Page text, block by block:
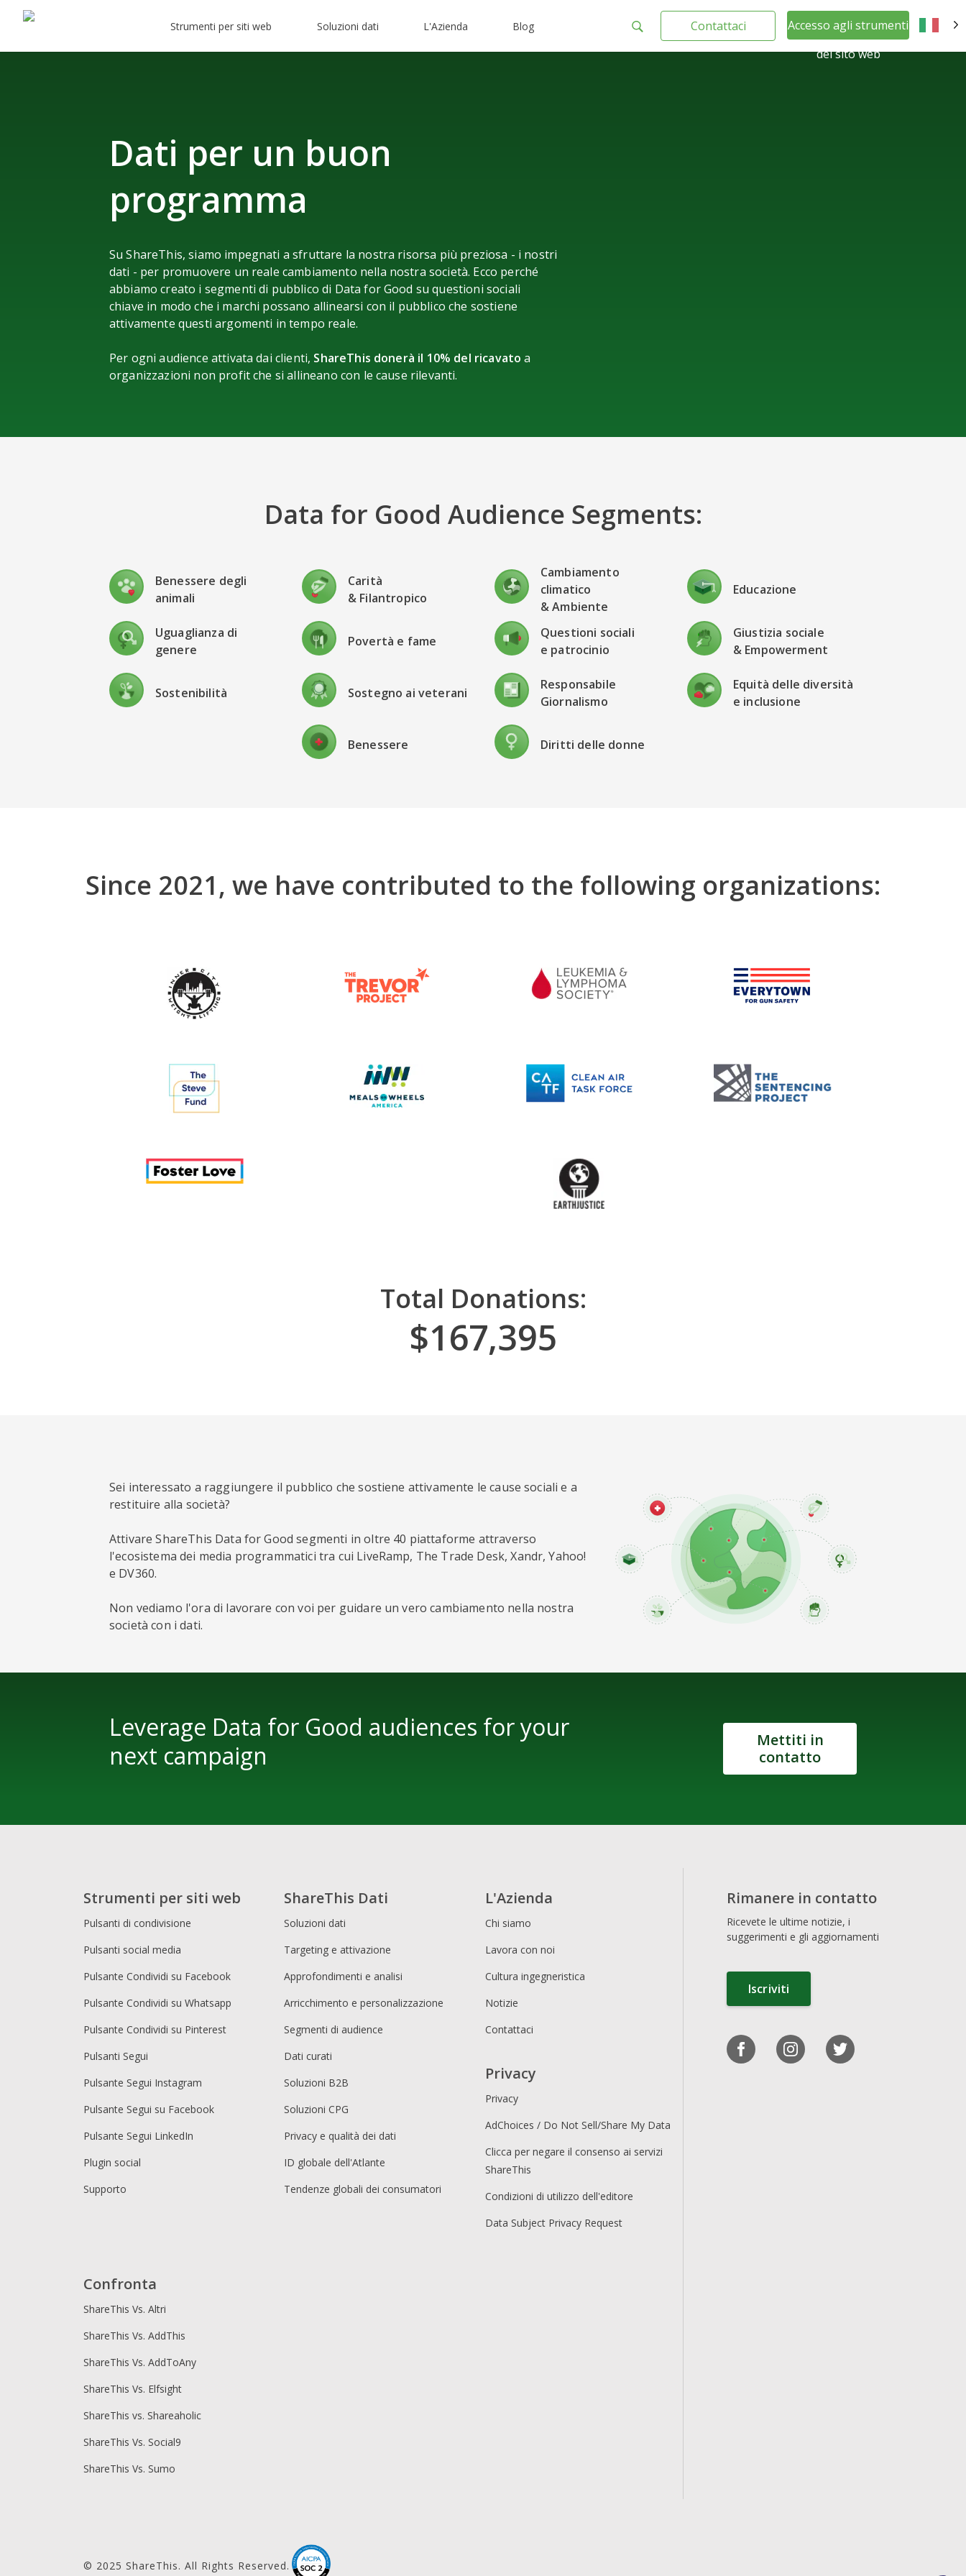
Strumenti per siti web Soluzioni dati L'Azienda Blog Contattaci
Accesso agli strumenti
del sito web
Dati per un buon
programma
Su ShareThis, siamo impegnati a sfruttare la nostra risorsa più preziosa - i nostri
dati - per promuovere un reale cambiamento nella nostra società. Ecco perché
abbiamo creato i segmenti di pubblico di Data for Good su questioni sociali
chiave in modo che i marchi possano allinearsi con il pubblico che sostiene
attivamente questi argomenti in tempo reale.
Per ogni audience attivata dai clienti, ShareThis donerà il 10% del ricavato a
organizzazioni non profit che si allineano con le cause rilevanti.
Data for Good Audience Segments:
Benessere degli
animali
Carità
& Filantropico
Cambiamento
climatico
& Ambiente
Educazione
Uguaglianza di
genere
Povertà e fame
Questioni sociali
e patrocinio
Giustizia sociale
& Empowerment
Sostenibilità Sostegno ai veterani
Responsabile
Giornalismo
Equità delle diversità
e inclusione
Benessere Diritti delle donne
Since 2021, we have contributed to the following organizations:
Total Donations:
$167,395
Sei interessato a raggiungere il pubblico che sostiene attivamente le cause sociali e a
restituire alla società?
Attivare ShareThis Data for Good segmenti in oltre 40 piattaforme attraverso
l'ecosistema dei media programmatici tra cui LiveRamp, The Trade Desk, Xandr, Yahoo!
e DV360.
Non vediamo l'ora di lavorare con voi per guidare un vero cambiamento nella nostra
società con i dati.
Leverage Data for Good audiences for your
next campaign
Mettiti in
contatto
Strumenti per siti web
Pulsanti di condivisione
Pulsanti social media
Pulsante Condividi su Facebook
Pulsante Condividi su Whatsapp
Pulsante Condividi su Pinterest
Pulsanti Segui
Pulsante Segui Instagram
Pulsante Segui su Facebook
Pulsante Segui LinkedIn
Plugin social
Supporto
ShareThis Dati
Soluzioni dati
Targeting e attivazione
Approfondimenti e analisi
Arricchimento e personalizzazione
Segmenti di audience
Dati curati
Soluzioni B2B
Soluzioni CPG
Privacy e qualità dei dati
ID globale dell'Atlante
Tendenze globali dei consumatori
L'Azienda
Chi siamo
Lavora con noi
Cultura ingegneristica
Notizie
Contattaci
Privacy
Privacy
AdChoices / Do Not Sell/Share My Data
Clicca per negare il consenso ai servizi
ShareThis
Condizioni di utilizzo dell'editore
Data Subject Privacy Request
Confronta
ShareThis Vs. Altri
ShareThis Vs. AddThis
ShareThis Vs. AddToAny
ShareThis Vs. Elfsight
ShareThis vs. Shareaholic
ShareThis Vs. Social9
ShareThis Vs. Sumo
Rimanere in contatto
Ricevete le ultime notizie, i
suggerimenti e gli aggiornamenti
Iscriviti
© 2025 ShareThis. All Rights Reserved.
IT